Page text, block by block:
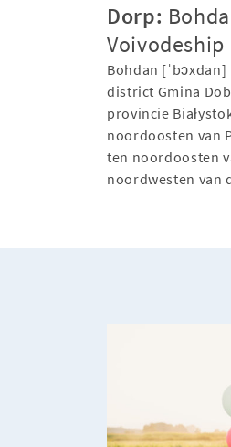
Dorp:
Voivodeship
Bohdan
district Gmina
provincie
noordoosten van
ten noordoosten
noordwesten van